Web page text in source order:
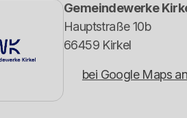
Gemeindewerke
Hauptstraße 10b
66459 Kirkel
bei Google Maps